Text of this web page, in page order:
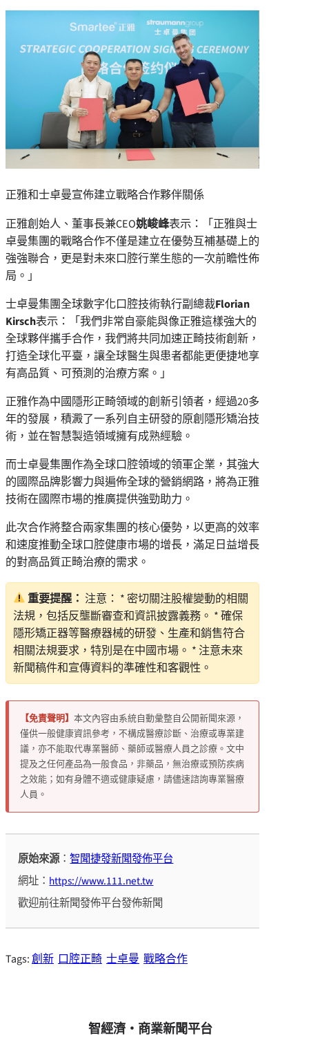
正雅和士卓曼宣佈建立戰略合作夥伴關係
正雅創始人、董事長兼CEO姚峻峰表示：「正雅與士
卓曼集團的戰略合作不僅是建立在優勢互補基礎上的
強強聯合，更是對未來口腔行業生態的一次前瞻性佈
局。」
士卓曼集團全球數字化口腔技術執行副總裁Florian
Kirsch表示：「我們非常自豪能與像正雅這樣強大的
全球夥伴攜手合作，我們將共同加速正畸技術創新，
打造全球化平臺，讓全球醫生與患者都能更便捷地享
有高品質、可預測的治療方案。」
正雅作為中國隱形正畸領域的創新引領者，經過20多
年的發展，積澱了一系列自主研發的原創隱形矯治技
術，並在智慧製造領域擁有成熟經驗。
而士卓曼集團作為全球口腔領域的領軍企業，其強大
的國際品牌影響力與遍佈全球的營銷網路，將為正雅
技術在國際市場的推廣提供強勁助力。
此次合作將整合兩家集團的核心優勢，以更高的效率
和速度推動全球口腔健康市場的增長，滿足日益增長
的對高品質正畸治療的需求。
重要提醒： 注意： * 密切關注股權變動的相關
法規，包括反壟斷審查和資訊披露義務。 * 確保
隱形矯正器等醫療器械的研發、生產和銷售符合
相關法規要求，特別是在中國市場。 * 注意未來
新聞稿件和宣傳資料的準確性和客觀性。
【免責聲明】 本文內容由系統自動彙整自公開新聞來源，
僅供一般健康資訊參考，不構成醫療診斷、治療或專業建
議，亦不能取代專業醫師、藥師或醫療人員之診療。文中
提及之任何產品為一般食品，非藥品，無治療或預防疾病
之效能；如有身體不適或健康疑慮，請儘速諮詢專業醫療
人員。
原始來源：智聞捷發新聞發佈平台
網址： https://www.111.net.tw
歡迎前往新聞發佈平台發佈新聞
Tags:創新 口腔正畸 士卓曼 戰略合作
智經濟・商業新聞平台